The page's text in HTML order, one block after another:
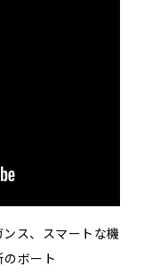
ス、スマートな機
ボート